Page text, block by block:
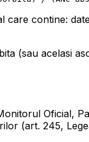
contine:
(sau acelasi
Oficial,
(art. 245,